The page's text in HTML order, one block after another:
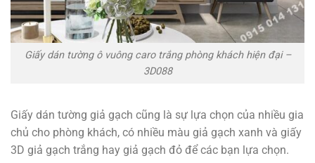
Giấy dán tường ô vuông caro trắng phòng khách hiện đại –
3D088
Giấy dán tường giả gạch cũng là sự lựa chọn của nhiều gia
chủ cho phòng khách, có nhiều màu giả gạch xanh và giấy
3D giả gạch trắng hay giả gạch đỏ để các bạn lựa chọn.